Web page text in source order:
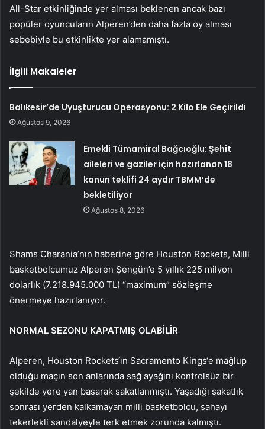
All-Star etkinliğinde yer alması beklenen ancak bazı
popüler oyuncuların Alperen’den daha fazla oy alması
sebebiyle bu etkinlikte yer alamamıştı.
İlgili Makaleler
Balıkesir’de Uyuşturucu Operasyonu: 2 Kilo Ele Geçirildi
Ağustos 9, 2026
Emekli Tümamiral Bağcıoğlu: Şehit
aileleri ve gaziler için hazırlanan 18
kanun teklifi 24 aydır TBMM’de
bekletiliyor
Ağustos 8, 2026
Shams Charania’nın haberine göre Houston Rockets, Milli
basketbolcumuz Alperen Şengün’e 5 yıllık 225 milyon
dolarlık (7.218.945.000 TL) “maximum” sözleşme
önermeye hazırlanıyor.
NORMAL SEZONU KAPATMIŞ OLABİLİR
Alperen, Houston Rockets‘ın Sacramento Kings‘e mağlup
olduğu maçın son anlarında sağ ayağını kontrolsüz bir
şekilde yere yan basarak sakatlanmıştı. Yaşadığı sakatlık
sonrası yerden kalkamayan milli basketbolcu, sahayı
tekerlekli sandalyeyle terk etmek zorunda kalmıştı.